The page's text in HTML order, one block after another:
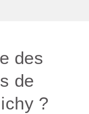
des
de
?